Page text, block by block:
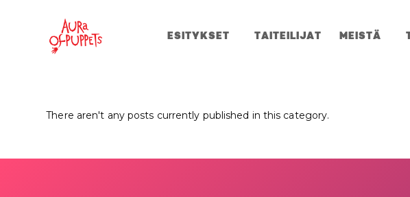
ESITYKSET TAITEILIJAT MEISTÄ
There aren't any posts currently published in this category.